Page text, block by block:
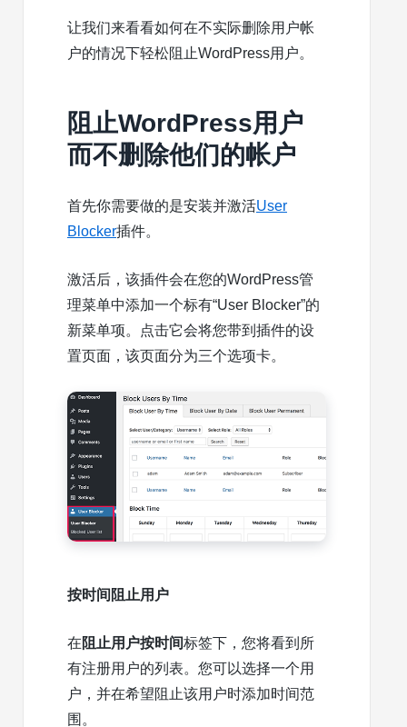
让我们来看看如何在不实际删除用户帐
户的情况下轻松阻止WordPress用户。
阻止WordPress用户
而不删除他们的帐户
首先你需要做的是安装并激活User
Blocker插件。
激活后，该插件会在您的WordPress管
理菜单中添加一个标有“User Blocker”的
新菜单项。点击它会将您带到插件的设
置页面，该页面分为三个选项卡。
按时间阻止用户
在阻止用户按时间标签下，您将看到所
有注册用户的列表。您可以选择一个用
户，并在希望阻止该用户时添加时间范
围。